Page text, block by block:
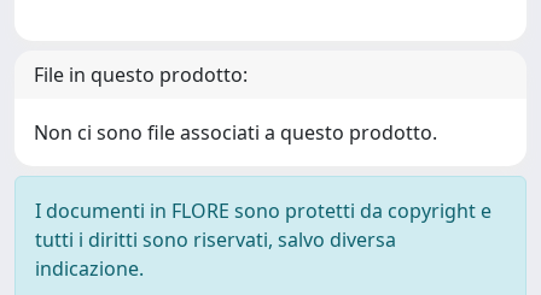
File in questo prodotto:
Non ci sono file associati a questo prodotto.
I documenti in FLORE sono protetti da copyright e
tutti i diritti sono riservati, salvo diversa
indicazione.